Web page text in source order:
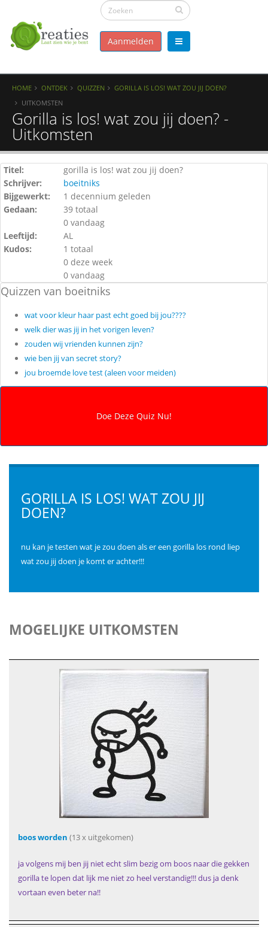
Aanmelden
HOME ONTDEK QUIZZEN
GORILLA IS LOS! WAT ZOU JIJ DOEN?
UITKOMSTEN
Gorilla is los! wat zou jij doen? -
Uitkomsten
Titel:
gorilla is los! wat zou jij doen?
Schrijver:
boeitniks
Bijgewerkt:
1 decennium geleden
Gedaan:
39 totaal
0 vandaag
Leeftijd:
AL
Kudos:
1 totaal
0 deze week
0 vandaag
Quizzen van boeitniks
wat voor kleur haar past echt goed bij jou????
welk dier was jij in het vorigen leven?
zouden wij vrienden kunnen zijn?
wie ben jij van secret story?
jou broemde love test (aleen voor meiden)
GORILLA IS LOS! WAT ZOU JIJ
DOEN?
nu kan je testen wat je zou doen als er een gorilla los rond liep
wat zou jij doen je komt er achter!!!
MOGELIJKE UITKOMSTEN
boos worden (13 x uitgekomen)
ja volgens mij ben jij niet echt slim bezig om boos naar die gekken
gorilla te lopen dat lijk me niet zo heel verstandig!!! dus ja denk
vortaan even beter na!!